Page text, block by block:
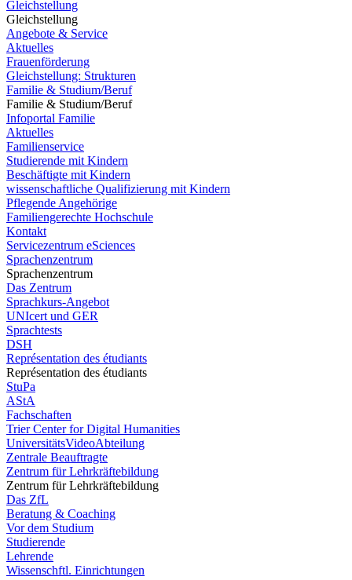
Gleichstellung
Gleichstellung
Angebote & Service
Aktuelles
Frauenförderung
Gleichstellung: Strukturen
Familie & Studium/Beruf
Familie & Studium/Beruf
Infoportal Familie
Aktuelles
Familienservice
Studierende mit Kindern
Beschäftigte mit Kindern
wissenschaftliche Qualifizierung mit Kindern
Pflegende Angehörige
Familiengerechte Hochschule
Kontakt
Servicezentrum eSciences
Sprachenzentrum
Sprachenzentrum
Das Zentrum
Sprachkurs-Angebot
UNIcert und GER
Sprachtests
DSH
Représentation des étudiants
Représentation des étudiants
StuPa
AStA
Fachschaften
Trier Center for Digital Humanities
UniversitätsVideoAbteilung
Zentrale Beauftragte
Zentrum für Lehrkräftebildung
Zentrum für Lehrkräftebildung
Das ZfL
Beratung & Coaching
Vor dem Studium
Studierende
Lehrende
Wissenschftl. Einrichtungen